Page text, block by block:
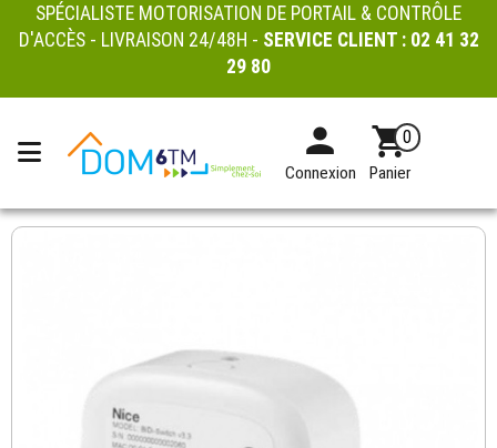
SPÉCIALISTE MOTORISATION DE PORTAIL & CONTRÔLE
D'ACCÈS - LIVRAISON 24/48H - SERVICE CLIENT : 02 41 32
29 80
Connexion
0
Panier